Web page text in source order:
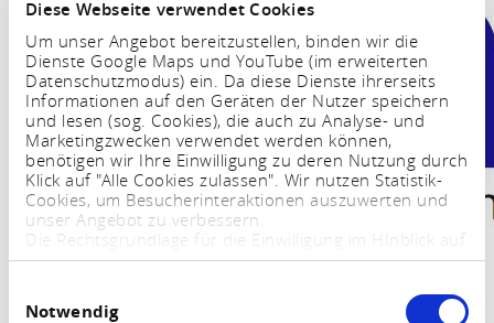
Diese Webseite verwendet Cookies
Um unser Angebot bereitzustellen, binden wir die
Dienste Google Maps und YouTube (im erweiterten
Datenschutzmodus) ein. Da diese Dienste ihrerseits
Informationen auf den Geräten der Nutzer speichern
und lesen (sog. Cookies), die auch zu Analyse- und
Marketingzwecken verwendet werden können,
benötigen wir Ihre Einwilligung zu deren Nutzung durch
Klick auf "Alle Cookies zulassen". Wir nutzen Statistik-
Cookies, um Besucherinteraktionen auszuwerten und
unser Angebot zu verbessern.
Die Rechtsgrundlage für die Einwilligung im HInblick auf
die Speicherung und das Auslesen von Informationen
Verarbeitung personenbezogener Daten Art. 6 Abs. 1
lit. a DSGVO.
Notwendig
wij zijn hier voor u
Tourist Info Hunsrück-Mittelrhein
E-MAIL: TELEFONISCH CONTACT FACEBOOK INSTAGRAM